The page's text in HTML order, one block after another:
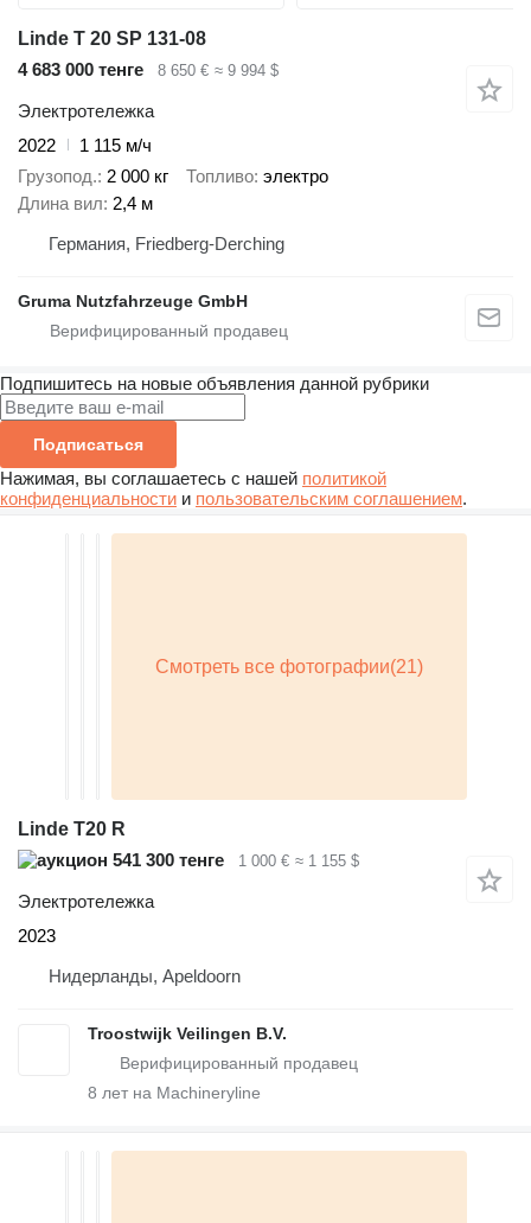
Linde T 20 SP 131-08
4 683 000 тенге
8 650 € ≈ 9 994 $
Электротележка
2022
1 115 м/ч
Грузопод. 2 000 кг Топливо электро
Длина вил 2,4 м
Германия, Friedberg-Derching
Gruma Nutzfahrzeuge GmbH
Подпишитесь на новые объявления данной рубрики
Подписаться
Нажимая, вы соглашаетесь с нашей политикой
конфиденциальности и пользовательским соглашением.
Linde T20 R
541 300 тенге
1 000 € ≈ 1 155 $
Электротележка
2023
Нидерланды, Apeldoorn
Troostwijk Veilingen B.V.
8 лет на Machineryline